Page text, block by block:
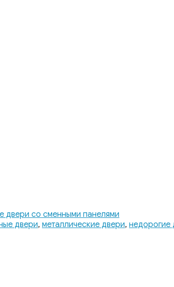
двери со сменными панелями
двери, металлические двери, недорогие